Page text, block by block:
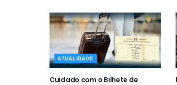
ATUALIDADE
Cuidado com o Bilhete de